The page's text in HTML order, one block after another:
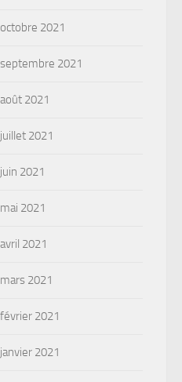
octobre 2021
septembre 2021
août 2021
juillet 2021
juin 2021
mai 2021
avril 2021
mars 2021
février 2021
janvier 2021